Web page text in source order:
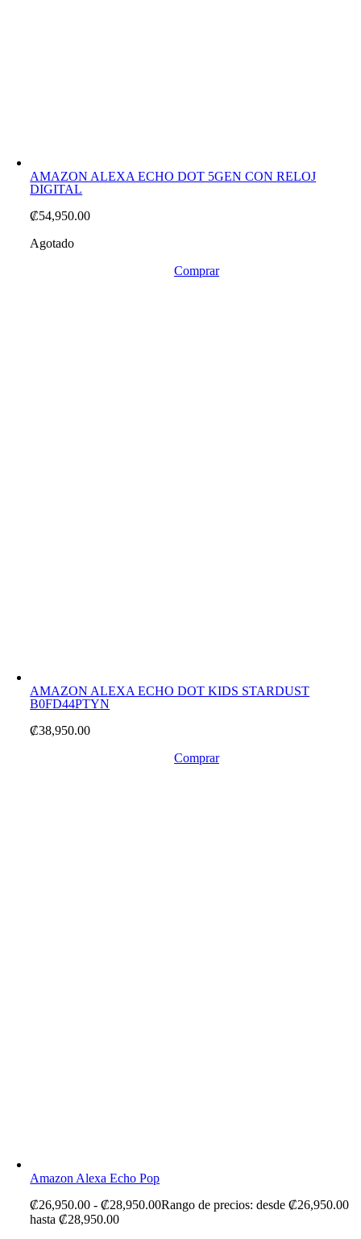
AMAZON ALEXA ECHO DOT 5GEN CON RELOJ
DIGITAL
₡54,950.00
Agotado
Comprar
AMAZON ALEXA ECHO DOT KIDS STARDUST
B0FD44PTYN
₡38,950.00
Comprar
Amazon Alexa Echo Pop
₡26,950.00 - ₡28,950.00Rango de precios: desde ₡26,950.00
hasta ₡28,950.00